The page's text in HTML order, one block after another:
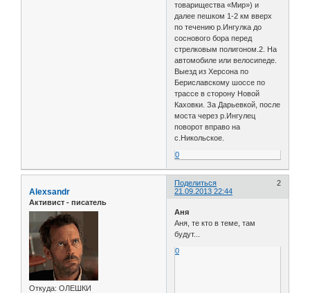
товарищества «Мир») и
далее пешком 1-2 км вверх
по течению р.Ингулка до
соснового бора перед
стрелковым полигоном.2. На
автомобиле или велосипеде.
Выезд из Херсона по
Бериславскому шоссе по
трассе в сторону Новой
Каховки. За Дарьевкой, после
моста через р.Ингулец
поворот вправо на
с.Никольское.
0
Поделиться
2
21.09.2013 22:44
Alexsandr
Активист - писатель
Откуда: ОЛЕШКИ
Аня
Аня, те кто в теме, там
будут...
0